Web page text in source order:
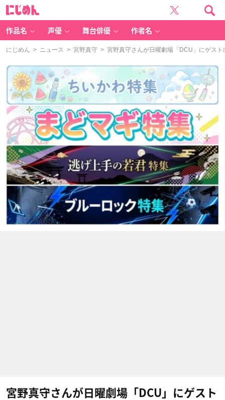
作品名 声優 舞台俳優 作者名
にじめん > ニュース > 宮野真守 > 宮野真守さんが日曜劇場「DCU」にゲス
宮野真守さんが日曜劇場「DCU」にゲスト